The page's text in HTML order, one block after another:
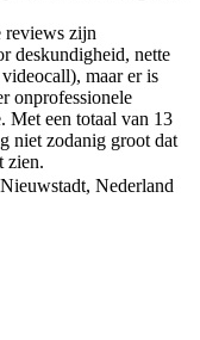
reviews zijn
deskundigheid, nette
maar er is
onprofessionele
Met een totaal van 13
niet zodanig groot dat
zien.
Nederland